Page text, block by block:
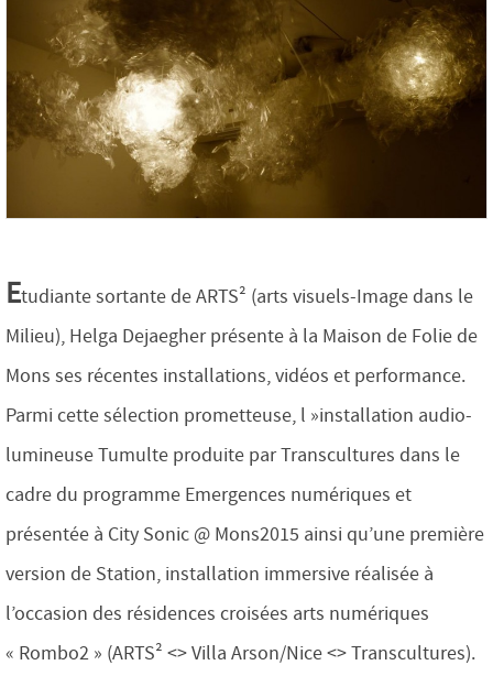
Etudiante sortante de ARTS² (arts visuels-Image dans le
Milieu), Helga Dejaegher présente à la Maison de Folie de
Mons ses récentes installations, vidéos et performance.
Parmi cette sélection prometteuse, l »installation audio-
lumineuse Tumulte produite par Transcultures dans le
cadre du programme Emergences numériques et
présentée à City Sonic @ Mons2015 ainsi qu’une première
version de Station, installation immersive réalisée à
l’occasion des résidences croisées arts numériques
« Rombo2 » (ARTS² <> Villa Arson/Nice <> Transcultures).